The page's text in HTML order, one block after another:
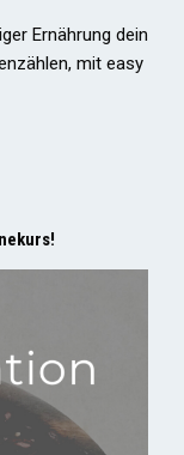
Ernährung dein
mit easy